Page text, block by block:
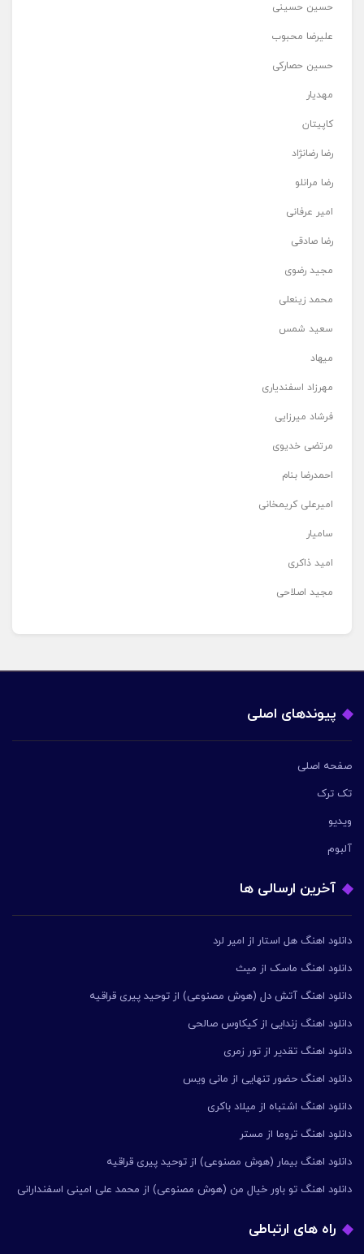
حسین حسینی
علیرضا محبوب
حسین حصارکی
مهدیار
کاپیتان
رضا رضانژاد
رضا مرانلو
امیر عرفانی
رضا صادقی
مجید رضوی
محمد زینعلی
سعید شمس
میهاد
مهرزاد اسفندیاری
فرشاد میرزایی
مرتضی خدیوی
احمدرضا بنام
امیرعلی کریمخانی
سامیار
امید ذاکری
مجید اصلاحی
پیوندهای اصلی
صفحه اصلی
تک ترک
ویدیو
آلبوم
آخرین ارسالی ها
دانلود اهنگ هل استار از امیر لرد
دانلود اهنگ ماسک از میث
دانلود اهنگ آتش دل (هوش مصنوعی) از توحید پیری قراقیه
دانلود اهنگ زندایی از کیکاوس صالحی
دانلود اهنگ تقدیر از تور زمری
دانلود اهنگ حضور تنهایی از مانی ویس
دانلود اهنگ اشتباه از میلاد باکری
دانلود اهنگ تروما از مستر
دانلود اهنگ بیمار (هوش مصنوعی) از توحید پیری قراقیه
دانلود اهنگ تو باور خیال من (هوش مصنوعی) از محمد علی امینی اسفندارانی
راه های ارتباطی